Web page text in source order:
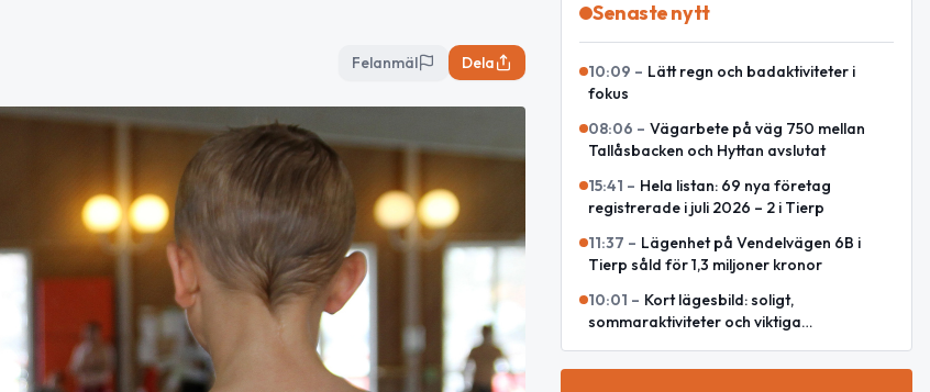
Felanmäl Dela
Senaste nytt
10:09 – Lätt regn och badaktiviteter i
fokus
08:06 – Vägarbete på väg 750 mellan
Tallåsbacken och Hyttan avslutat
15:41 – Hela listan: 69 nya företag
registrerade i juli 2026 – 2 i Tierp
11:37 – Lägenhet på Vendelvägen 6B i
Tierp såld för 1,3 miljoner kronor
10:01 – Kort lägesbild: soligt,
sommaraktiviteter och viktiga